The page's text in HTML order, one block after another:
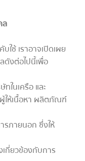
ล
ช้ เราอาจเปิดเผย
ดังต่อไปนี้เพื่อ
ในเครือ และ
ให้เนื้อหา ผลิตภัณฑ์
ภายนอก ซึ่งให้
กี่ยวข้องกับการ